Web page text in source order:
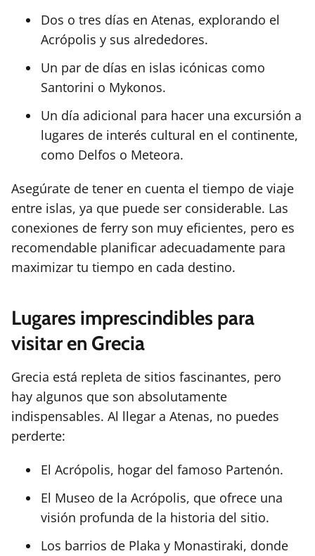
Dos o tres días en Atenas, explorando el
Acrópolis y sus alrededores.
Un par de días en islas icónicas como
Santorini o Mykonos.
Un día adicional para hacer una excursión a
lugares de interés cultural en el continente,
como Delfos o Meteora.
Asegúrate de tener en cuenta el tiempo de viaje
entre islas, ya que puede ser considerable. Las
conexiones de ferry son muy eficientes, pero es
recomendable planificar adecuadamente para
maximizar tu tiempo en cada destino.
Lugares imprescindibles para
visitar en Grecia
Grecia está repleta de sitios fascinantes, pero
hay algunos que son absolutamente
indispensables. Al llegar a Atenas, no puedes
perderte:
El Acrópolis, hogar del famoso Partenón.
El Museo de la Acrópolis, que ofrece una
visión profunda de la historia del sitio.
Los barrios de Plaka y Monastiraki, donde